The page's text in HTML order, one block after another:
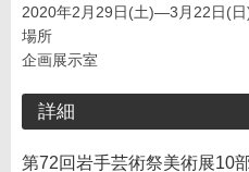
2020年2月29日(土)―3月22日(日
場所
企画展示室
詳細
第72回岩手芸術祭美術展10